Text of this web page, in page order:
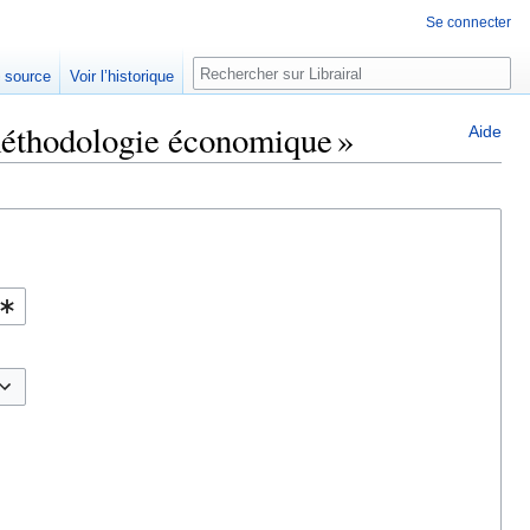
Aide
économique »
Se connecter
source Voir l’historique Rechercher